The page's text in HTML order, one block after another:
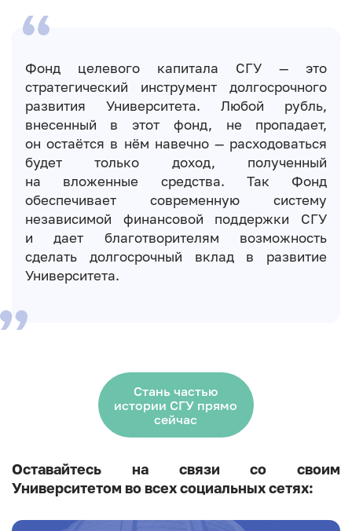
Фонд целевого капитала СГУ — это
стратегический инструмент долгосрочного
развития Университета. Любой рубль,
внесенный в этот фонд, не пропадает,
он остаётся в нём навечно — расходоваться
будет только доход, полученный
на вложенные средства. Так Фонд
обеспечивает современную систему
независимой финансовой поддержки СГУ
и дает благотворителям возможность
сделать долгосрочный вклад в развитие
Университета.
Стань частью
истории СГУ прямо
сейчас
Оставайтесь на связи со своим
Университетом во всех социальных сетях: